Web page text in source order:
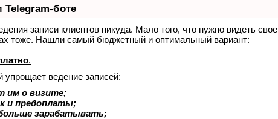
Telegram-боте
записи клиентов никуда. Мало того, что нужно видеть свое
тоже. Нашли самый бюджетный и оптимальный вариант:
.
упрощает ведение записей:
им о визите;
и предоплаты;
зарабатывать;